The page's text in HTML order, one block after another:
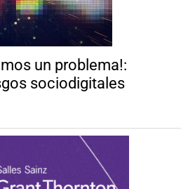
un problema!:
sociodigitales